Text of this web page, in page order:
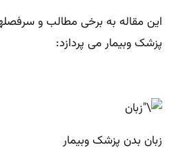
این مقاله به برخی مطالب و
پزشک وبیمار می پردازد:
زبان بدن پزشک وبیمار